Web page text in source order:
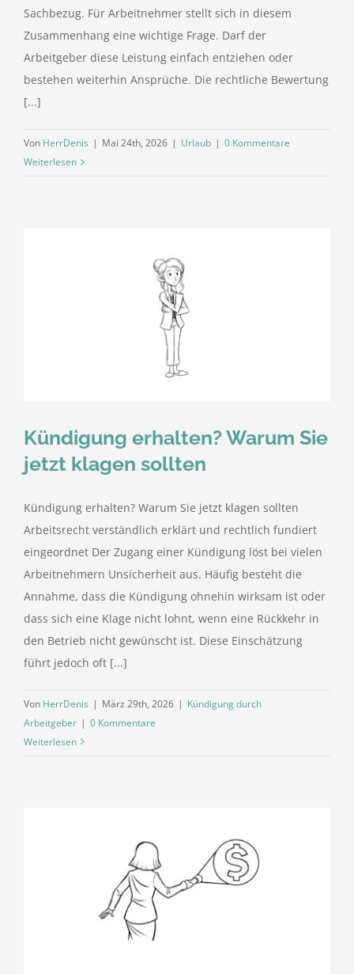
Sachbezug. Für Arbeitnehmer stellt sich in diesem
Zusammenhang eine wichtige Frage. Darf der
Arbeitgeber diese Leistung einfach entziehen oder
bestehen weiterhin Ansprüche. Die rechtliche Bewertung
[...]
Von HerrDenis | Mai 24th, 2026 | Urlaub | 0 Kommentare
Weiterlesen
Kündigung erhalten? Warum Sie
jetzt klagen sollten
Kündigung erhalten? Warum Sie jetzt klagen sollten
Arbeitsrecht verständlich erklärt und rechtlich fundiert
eingeordnet Der Zugang einer Kündigung löst bei vielen
Arbeitnehmern Unsicherheit aus. Häufig besteht die
Annahme, dass die Kündigung ohnehin wirksam ist oder
dass sich eine Klage nicht lohnt, wenn eine Rückkehr in
den Betrieb nicht gewünscht ist. Diese Einschätzung
führt jedoch oft [...]
Von HerrDenis | März 29th, 2026 | Kündigung durch
Arbeitgeber | 0 Kommentare
Weiterlesen